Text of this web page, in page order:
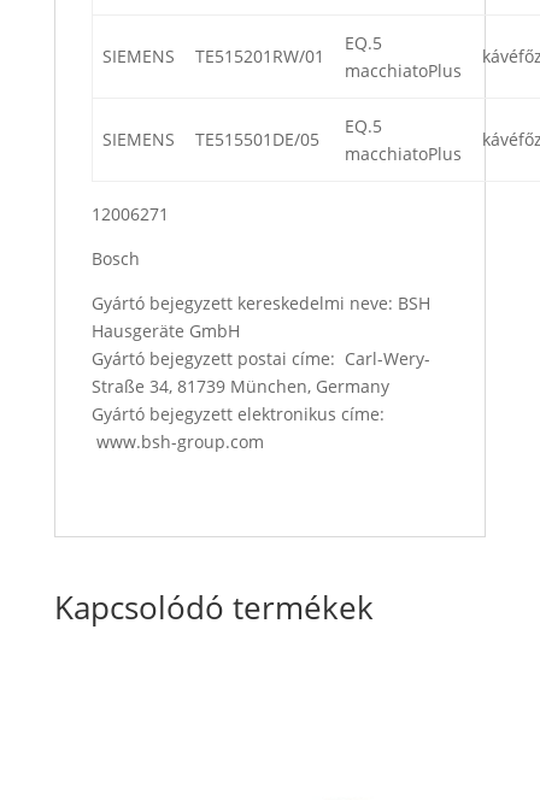
SIEMENS TE515201RW/01
EQ.5
macchiatoPlus
SIEMENS TE515501DE/05
EQ.5
macchiatoPlus
12006271
Bosch
Gyártó bejegyzett kereskedelmi neve: BSH
Hausgeräte GmbH
Gyártó bejegyzett postai címe: Carl-Wery-
Straße 34, 81739 München, Germany
Gyártó bejegyzett elektronikus címe:
www.bsh-group.com
Kapcsolódó termékek